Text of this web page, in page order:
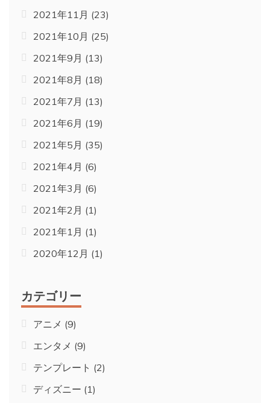
2021年11月 (23)
2021年10月 (25)
2021年9月 (13)
2021年8月 (18)
2021年7月 (13)
2021年6月 (19)
2021年5月 (35)
2021年4月 (6)
2021年3月 (6)
2021年2月 (1)
2021年1月 (1)
2020年12月 (1)
カテゴリー
アニメ (9)
エンタメ (9)
テンプレート (2)
ディズニー (1)